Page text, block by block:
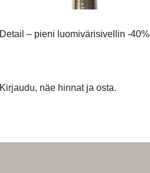
Detail – pieni luomivärisivellin -40%
Kirjaudu, näe hinnat ja osta.